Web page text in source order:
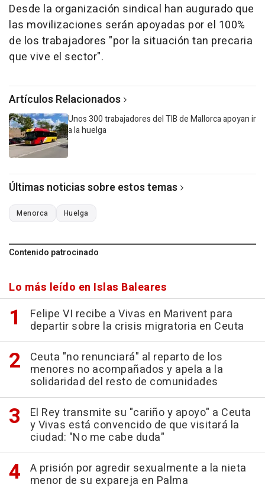
Desde la organización sindical han augurado que
las movilizaciones serán apoyadas por el 100%
de los trabajadores "por la situación tan precaria
que vive el sector".
Artículos Relacionados
Unos 300 trabajadores del TIB de Mallorca apoyan ir
a la huelga
Últimas noticias sobre estos temas
Menorca Huelga
Contenido patrocinado
Lo más leído en Islas Baleares
Felipe VI recibe a Vivas en Marivent para
departir sobre la crisis migratoria en Ceuta
Ceuta "no renunciará" al reparto de los
menores no acompañados y apela a la
solidaridad del resto de comunidades
El Rey transmite su "cariño y apoyo" a Ceuta
y Vivas está convencido de que visitará la
ciudad: "No me cabe duda"
A prisión por agredir sexualmente a la nieta
menor de su expareja en Palma